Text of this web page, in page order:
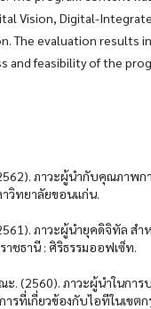
Vision, Digital-
The evaluation results
and feasibility of the
ภาวะผู้นำกับคุณภาพก
วิทยาลัยขอนแก่น.
ภาวะผู้นำยุคดิจิทัล ส
ชธานี : ศิริธรรมออฟเซ็ท.
ะ. (2560). ภาวะผู้นำในการ
รที่เกี่ยวข้องกับไอทีในเขต